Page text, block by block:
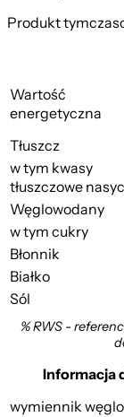
Produkt
Wartość
energetyczna
Tłuszcz
w tym kwasy
tłuszczowe
Węglowodany
w tym cukry
Błonnik
Białko
Sól
% RWS -
Informacja
wymiennik